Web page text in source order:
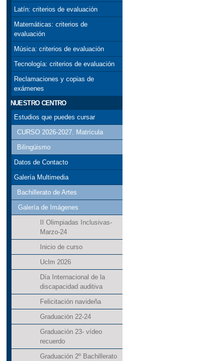
Latín: criterios de evaluación
Matemáticas: criterios de
evaluación
Música: criterios de evaluación
Tecnología: criterios de evaluación
Reclamaciones y copias de
exámenes
NUESTRO CENTRO
Estudios que puedes cursar
CURSO 2026-2027. Matrícula
Bilingüismo
Datos de Contacto
Galería Multimedia
Bachillerato de Artes
Galería de Imágenes
II Olimpiadas Inclusivas-
Marzo-24
Inicio de curso
Uclm 2026
Día Internacional de la
discapacidad auditiva
Felicitación navideña
Graduación 22-24
Graduación 23- vídeo
recuerdo
Graduación 2º Bachillerato